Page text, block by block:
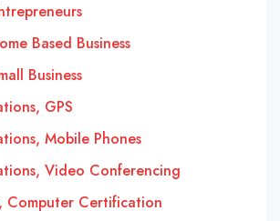
Based Business
Business
GPS
Mobile Phones
Video Conferencing
Computer Certification